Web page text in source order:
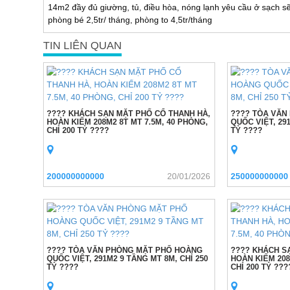
14m2 đầy đủ giường, tủ, điều hòa, nóng lạnh yêu cầu ở sạch
phòng bé 2,5tr/ tháng, phòng to 4,5tr/tháng
TIN LIÊN QUAN
???? KHÁCH SẠN MẶT PHỐ CỔ THANH HÀ,
HOÀN KIẾM 208M2 8T MT 7.5M, 40 PHÒNG,
CHỈ 200 TỶ ????
200000000000 20/01/2026
???? TÒA VĂN
QUỐC VIỆT,
TỶ ????
250000000000
???? TÒA VĂN PHÒNG MẶT PHỐ HOÀNG
QUỐC VIỆT, 291M2 9 TẦNG MT 8M, CHỈ 250
TỶ ????
???? KHÁCH
HOÀN KIẾM
CHỈ 200 TỶ